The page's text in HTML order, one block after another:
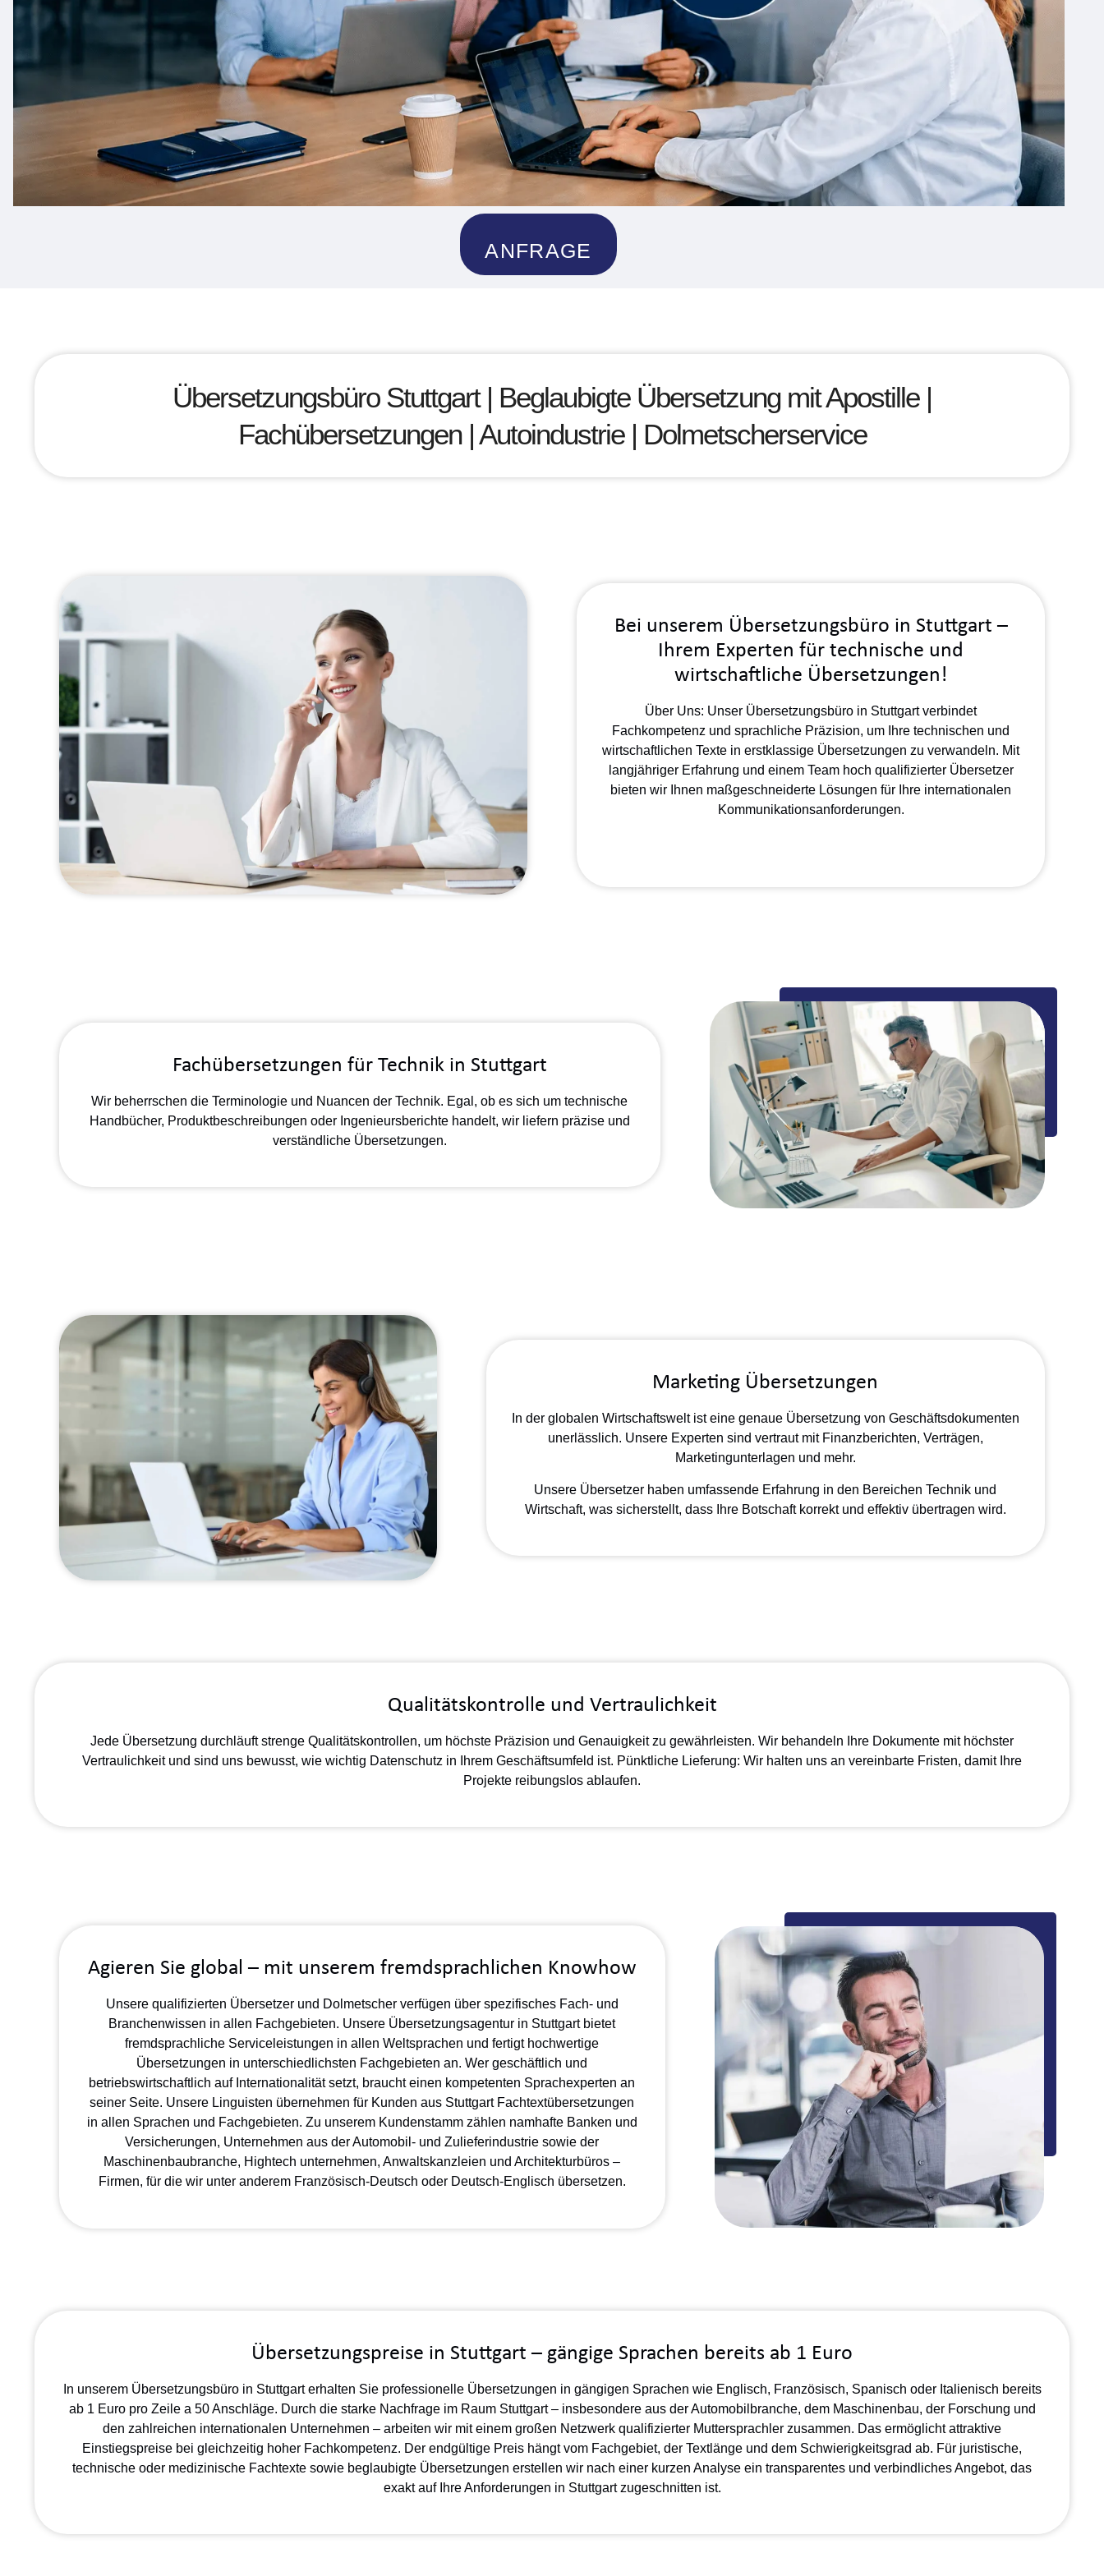
ANFRAGE
Übersetzungsbüro Stuttgart | Beglaubigte Übersetzung mit Apostille |
Fachübersetzungen | Autoindustrie | Dolmetscherservice
Bei unserem Übersetzungsbüro in Stuttgart –
Ihrem Experten für technische und
wirtschaftliche Übersetzungen!
Über Uns: Unser Übersetzungsbüro in Stuttgart verbindet
Fachkompetenz und sprachliche Präzision, um Ihre technischen und
wirtschaftlichen Texte in erstklassige Übersetzungen zu verwandeln. Mit
langjähriger Erfahrung und einem Team hoch qualifizierter Übersetzer
bieten wir Ihnen maßgeschneiderte Lösungen für Ihre internationalen
Kommunikationsanforderungen.
Fachübersetzungen für Technik in Stuttgart
Wir beherrschen die Terminologie und Nuancen der Technik. Egal, ob es sich um technische
Handbücher, Produktbeschreibungen oder Ingenieursberichte handelt, wir liefern präzise und
verständliche Übersetzungen.
Marketing Übersetzungen
In der globalen Wirtschaftswelt ist eine genaue Übersetzung von Geschäftsdokumenten
unerlässlich. Unsere Experten sind vertraut mit Finanzberichten, Verträgen,
Marketingunterlagen und mehr.
Unsere Übersetzer haben umfassende Erfahrung in den Bereichen Technik und
Wirtschaft, was sicherstellt, dass Ihre Botschaft korrekt und effektiv übertragen wird.
Qualitätskontrolle und Vertraulichkeit
Jede Übersetzung durchläuft strenge Qualitätskontrollen, um höchste Präzision und Genauigkeit zu gewährleisten. Wir behandeln Ihre Dokumente mit höchster
Vertraulichkeit und sind uns bewusst, wie wichtig Datenschutz in Ihrem Geschäftsumfeld ist. Pünktliche Lieferung: Wir halten uns an vereinbarte Fristen, damit Ihre
Projekte reibungslos ablaufen.
Agieren Sie global – mit unserem fremdsprachlichen Knowhow
Unsere qualifizierten Übersetzer und Dolmetscher verfügen über spezifisches Fach- und
Branchenwissen in allen Fachgebieten. Unsere Übersetzungsagentur in Stuttgart bietet
fremdsprachliche Serviceleistungen in allen Weltsprachen und fertigt hochwertige
Übersetzungen in unterschiedlichsten Fachgebieten an. Wer geschäftlich und
betriebswirtschaftlich auf Internationalität setzt, braucht einen kompetenten Sprachexperten an
seiner Seite. Unsere Linguisten übernehmen für Kunden aus Stuttgart Fachtextübersetzungen
in allen Sprachen und Fachgebieten. Zu unserem Kundenstamm zählen namhafte Banken und
Versicherungen, Unternehmen aus derAutomobil- und Zulieferindustrie sowie der
Maschinenbaubranche, Hightech unternehmen,Anwaltskanzleien undArchitekturbüros –
Firmen, für die wir unter anderem Französisch-Deutsch oder Deutsch-Englisch übersetzen.
Übersetzungspreise in Stuttgart – gängige Sprachen bereits ab 1 Euro
In unserem Übersetzungsbüro in Stuttgart erhalten Sie professionelle Übersetzungen in gängigen Sprachen wie Englisch, Französisch, Spanisch oder Italienisch bereits
ab 1 Euro pro Zeile a 50 Anschläge. Durch die starke Nachfrage im Raum Stuttgart – insbesondere aus der Automobilbranche, dem Maschinenbau, der Forschung und
den zahlreichen internationalen Unternehmen – arbeiten wir mit einem großen Netzwerk qualifizierter Muttersprachler zusammen. Das ermöglicht attraktive
Einstiegspreise bei gleichzeitig hoher Fachkompetenz. Der endgültige Preis hängt vom Fachgebiet, der Textlänge und dem Schwierigkeitsgrad ab. Für juristische,
technische oder medizinische Fachtexte sowie beglaubigte Übersetzungen erstellen wir nach einer kurzen Analyse ein transparentes und verbindliches Angebot, das
exakt auf Ihre Anforderungen in Stuttgart zugeschnitten ist.